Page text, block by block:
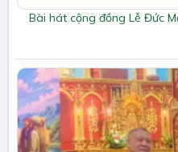
Bài hát cộng đồng Lễ Đức